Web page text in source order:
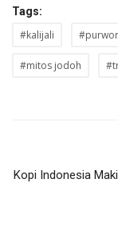
Tags:
#kalijali
#mitos jodoh
Kopi Indonesia